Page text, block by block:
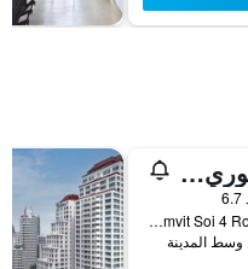
رويال إيفوري سوكومفيت نانا
73 Sukhumvit Soi 4 Road, (nana), بانكوك, تايلاند